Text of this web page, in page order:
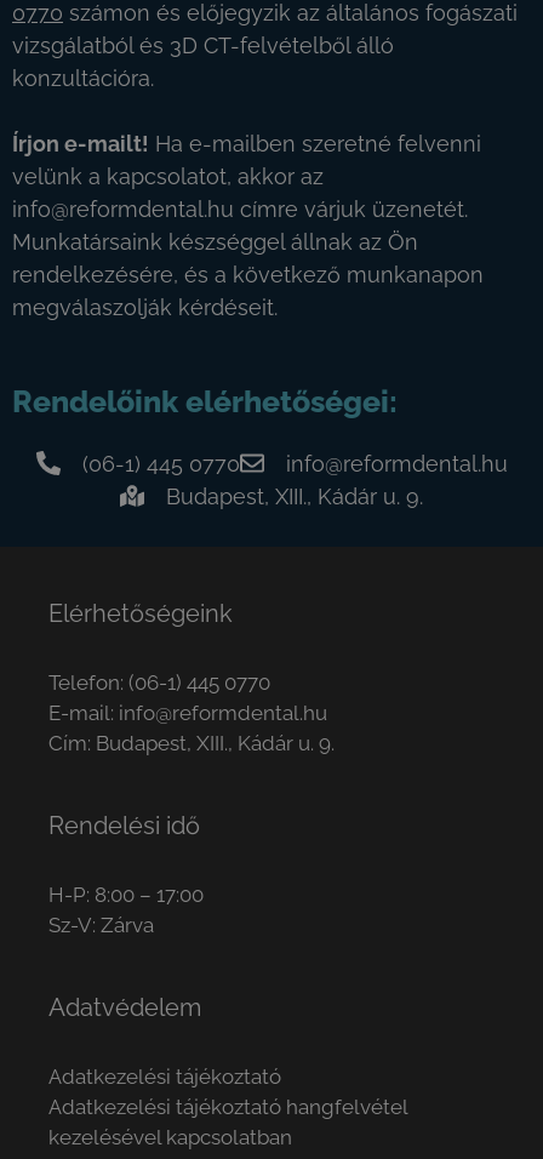
0770 számon és előjegyzik az általános fogászati
vizsgálatból és 3D CT-felvételből álló
konzultációra.
Írjon e-mailt! Ha e-mailben szeretné felvenni
velünk a kapcsolatot, akkor az
info@reformdental.hu címre várjuk üzenetét.
Munkatársaink készséggel állnak az Ön
rendelkezésére, és a következő munkanapon
megválaszolják kérdéseit.
Rendelőink elérhetőségei:
(06-1) 445 0770
info@reformdental.hu
Budapest, XIII., Kádár u. 9.
Elérhetőségeink
Telefon: (06-1) 445 0770
E-mail: info@reformdental.hu
Cím: Budapest, XIII., Kádár u. 9.
Rendelési idő
H-P: 8:00 – 17:00
Sz-V: Zárva
Adatvédelem
Adatkezelési tájékoztató
Adatkezelési tájékoztató hangfelvétel
kezelésével kapcsolatban